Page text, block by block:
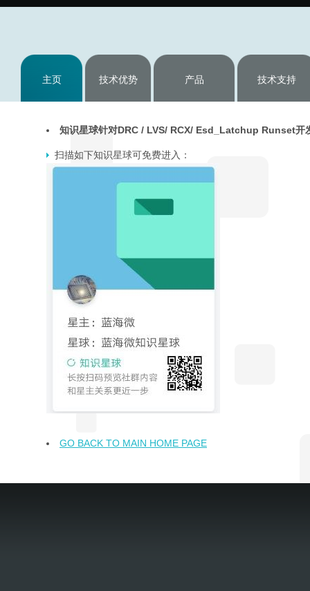
主页 技术优势 产品 技术支持
知识星球针对DRC / LVS/ RCX/ Esd_Latchup Runset开
扫描如下知识星球可免费进入：
GO BACK TO MAIN HOME PAGE